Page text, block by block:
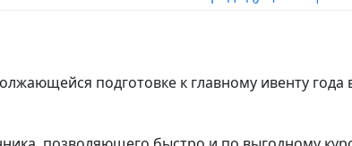
подготовке к главному ивенту года